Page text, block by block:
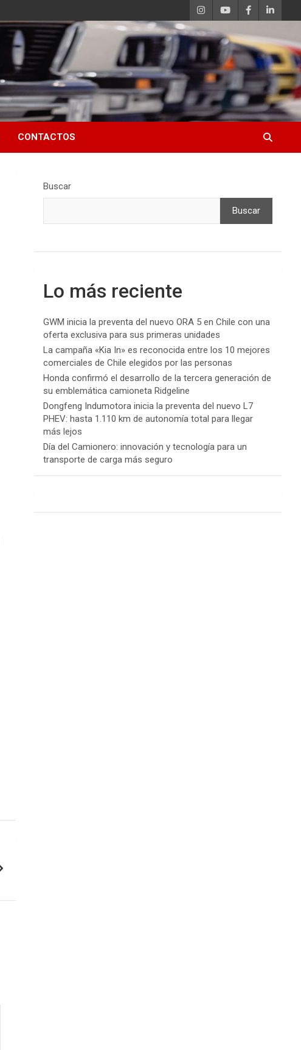
CONTACTOS
Buscar
Buscar
Lo más reciente
GWM inicia la preventa del nuevo ORA 5 en Chile con una
oferta exclusiva para sus primeras unidades
La campaña «Kia In» es reconocida entre los 10 mejores
comerciales de Chile elegidos por las personas
Honda confirmó el desarrollo de la tercera generación de
su emblemática camioneta Ridgeline
Dongfeng Indumotora inicia la preventa del nuevo L7
PHEV: hasta 1.110 km de autonomía total para llegar
más lejos
Día del Camionero: innovación y tecnología para un
transporte de carga más seguro